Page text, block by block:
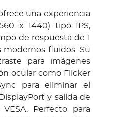
una experiencia
x 1440) tipo IPS,
de respuesta de 1
modernos fluidos. Su
para imágenes
ocular como Flicker
para eliminar el
y salida de
Perfecto para